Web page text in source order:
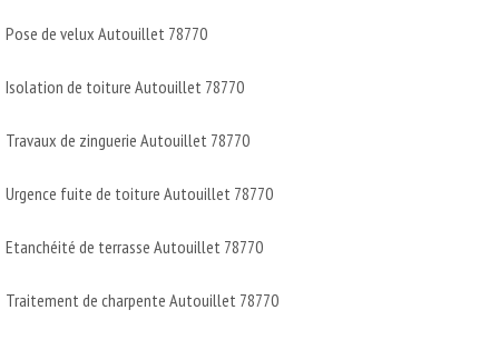
Pose de velux Autouillet 78770
Isolation de toiture Autouillet 78770
Travaux de zinguerie Autouillet 78770
Urgence fuite de toiture Autouillet 78770
Etanchéité de terrasse Autouillet 78770
Traitement de charpente Autouillet 78770